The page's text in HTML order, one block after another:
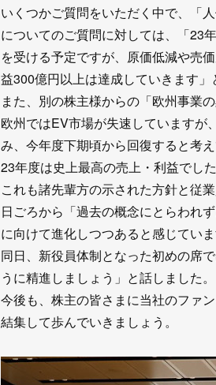
いくつかご質問をいただく中で、「
についてのご質問に対しては、「23
を受ける予定ですが、原価低減や売
益300億円以上は達成していきます」
また、別の株主様からの「欧州事業
欧州ではEV市場が失速していますが
み、今年度下期頃から回復すると考
23年度は史上最高の売上・利益でした
これも諸先輩方の示された方針と従
日ごろから「過去の概念にとらわれ
に向けて進化しつつあると感じていま
同日、新役員体制となった初めの席
うに精進しましょう」と話しました。
今後も、株主の皆さまに当社のファ
結集して歩んでいきましょう。